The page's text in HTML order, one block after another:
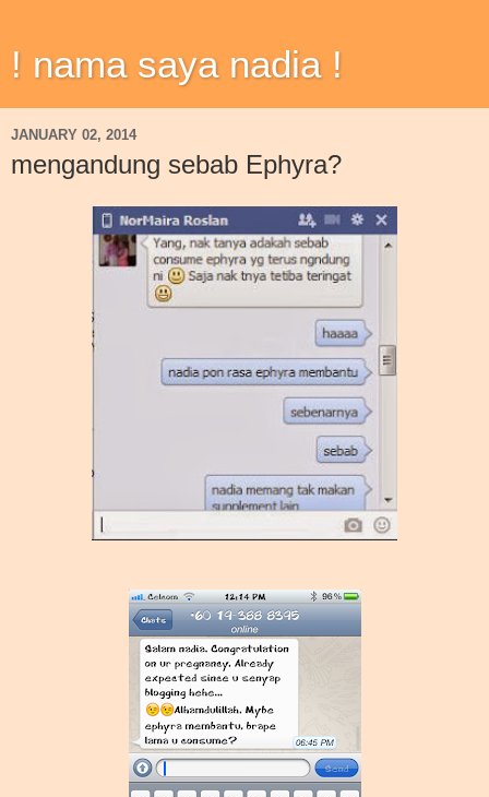
! nama saya nadia !
JANUARY 02, 2014
mengandung sebab Ephyra?